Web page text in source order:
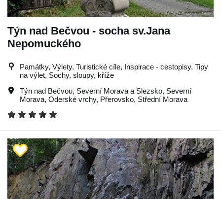
Týn nad Bečvou - socha sv.Jana
Nepomuckého
Památky, Výlety, Turistické cíle, Inspirace - cestopisy, Tipy
na výlet, Sochy, sloupy, kříže
Týn nad Bečvou, Severní Morava a Slezsko, Severní
Morava, Oderské vrchy, Přerovsko, Střední Morava